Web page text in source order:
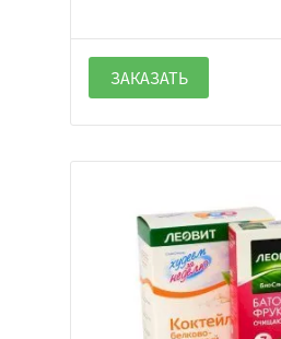
Крафт
Белый
Да
ЗАКАЗАТЬ